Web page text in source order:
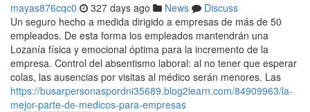
mayas876cqc0 327 days ago News
Discuss
Un seguro hecho a medida dirigido a empresas de más de 50
empleados. De esta forma los empleados mantendrán una
Lozanía física y emocional óptima para la incremento de la
empresa. Control del absentismo laboral: al no tener que esperar
colas, las ausencias por visitas al médico serán menores. Las
https://busarpersonaspordni35689.blog2learn.com/84909963/la-
mejor-parte-de-medicos-para-empresas